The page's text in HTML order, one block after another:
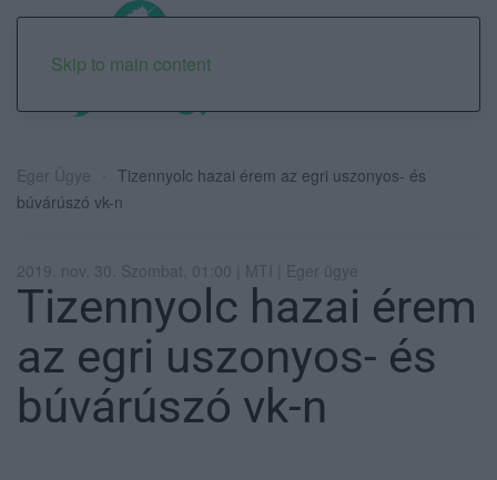
Skip to main content
Eger Ügye
Tizennyolc hazai érem az egri uszonyos- és
búvárúszó vk-n
2019. nov. 30. Szombat, 01:00 | MTI | Eger ügye
Tizennyolc hazai érem
az egri uszonyos- és
búvárúszó vk-n